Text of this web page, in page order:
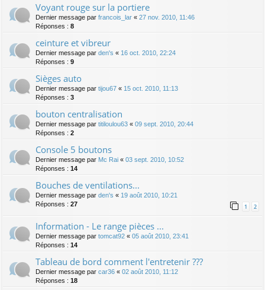
Voyant rouge sur la portiere
Dernier message par francois_lar « 27 nov. 2010, 11:46
Réponses : 8
ceinture et vibreur
Dernier message par den's « 16 oct. 2010, 22:24
Réponses : 9
Sièges auto
Dernier message par tijou67 « 15 oct. 2010, 11:13
Réponses : 3
bouton centralisation
Dernier message par titiloulou63 « 09 sept. 2010, 20:44
Réponses : 2
Console 5 boutons
Dernier message par Mc Rai « 03 sept. 2010, 10:52
Réponses : 14
Bouches de ventilations...
Dernier message par den's « 19 août 2010, 10:21
Réponses : 27 1 2
Information - Le range pièces ...
Dernier message par tomcat92 « 05 août 2010, 23:41
Réponses : 14
Tableau de bord comment l'entretenir ???
Dernier message par car36 « 02 août 2010, 11:12
Réponses : 18